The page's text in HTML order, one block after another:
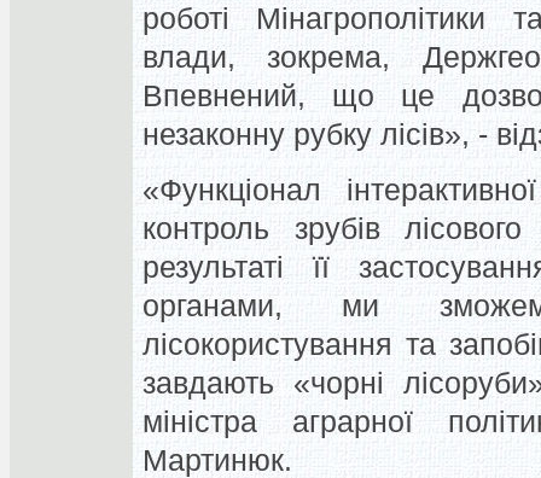
роботі Мінагрополітики
влади, зокрема,
Впевнений, що це
незаконну рубку лісів», -
«Функціонал
контроль зрубів
результаті її
органами, ми
лісокористування та
завдають «чорні
міністра аграрної
Мартинюк.